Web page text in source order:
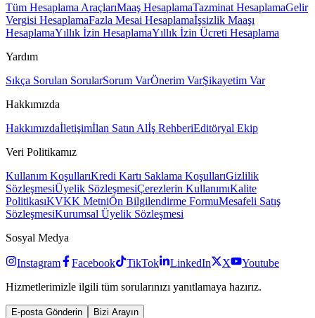
Tüm Hesaplama AraçlarıMaaş HesaplamaTazminat HesaplamaGelir
Vergisi HesaplamaFazla Mesai Hesaplamaİşsizlik Maaşı
HesaplamaYıllık İzin HesaplamaYıllık İzin Ücreti Hesaplama
Yardım
Sıkça Sorulan SorularSorum VarÖnerim VarŞikayetim Var
Hakkımızda
Hakkımızdaİletişimİlan Satın Alİş RehberiEditöryal Ekip
Veri Politikamız
Kullanım KoşullarıKredi Kartı Saklama KoşullarıGizlilik
SözleşmesiÜyelik SözleşmesiÇerezlerin KullanımıKalite
PolitikasıKVKK MetniÖn Bilgilendirme FormuMesafeli Satış
SözleşmesiKurumsal Üyelik Sözleşmesi
Sosyal Medya
Instagram Facebook TikTok LinkedIn X
Youtube
Hizmetlerimizle ilgili tüm sorularınızı yanıtlamaya hazırız.
E-posta Gönderin Bizi Arayın